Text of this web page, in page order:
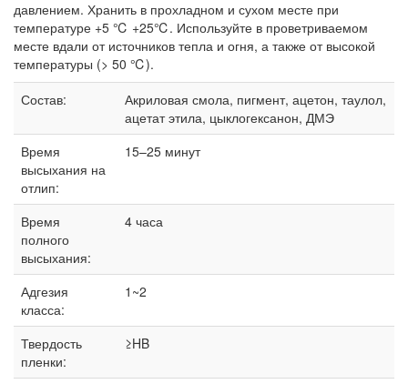
давлением. Хранить в прохладном и сухом месте при
температуре +5 ℃ +25℃. Используйте в проветриваемом
месте вдали от источников тепла и огня, а также от высокой
температуры (> 50 ℃).
Состав:
Акриловая смола, пигмент, ацетон, таулол,
ацетат этила, цыклогексанон, ДМЭ
Время
высыхания на
отлип:
15–25 минут
Время
полного
высыхания:
4 часа
Адгезия
класса:
1~2
Твердость
пленки:
≥HB